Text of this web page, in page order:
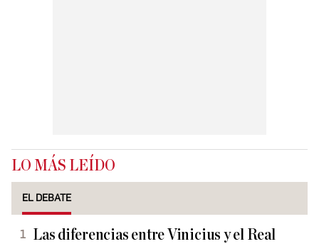
LO MÁS LEÍDO
EL DEBATE
Las diferencias entre Vinicius y el Real